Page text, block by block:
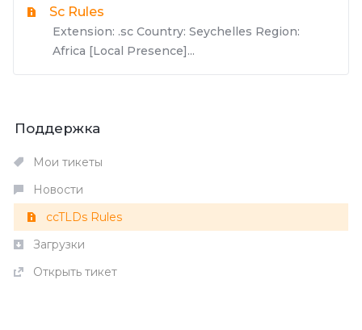
Sc Rules
Extension: .sc Country: Seychelles Region:
Africa [Local Presence]...
Поддержка
Мои тикеты
Новости
ccTLDs Rules
Загрузки
Открыть тикет